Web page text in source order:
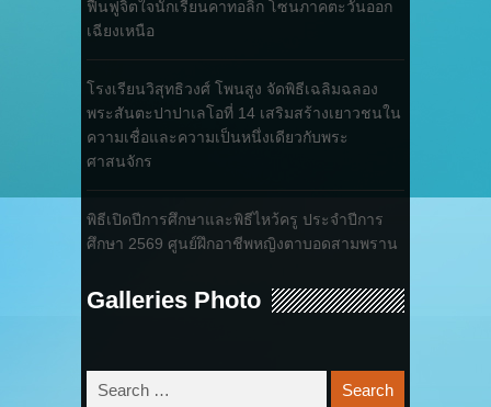
ฟื้นฟูจิตใจนักเรียนคาทอลิก โซนภาคตะวันออก
เฉียงเหนือ
โรงเรียนวิสุทธิวงศ์ โพนสูง จัดพิธีเฉลิมฉลอง
พระสันตะปาปาเลโอที่ 14 เสริมสร้างเยาวชนใน
ความเชื่อและความเป็นหนึ่งเดียวกับพระ
ศาสนจักร
พิธีเปิดปีการศึกษาและพิธีไหว้ครู ประจำปีการ
ศึกษา 2569 ศูนย์ฝึกอาชีพหญิงตาบอดสามพราน
Galleries Photo